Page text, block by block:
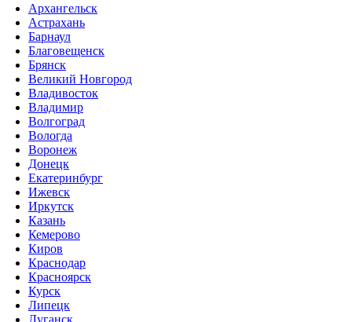
Архангельск
Астрахань
Барнаул
Благовещенск
Брянск
Великий Новгород
Владивосток
Владимир
Волгоград
Вологда
Воронеж
Донецк
Екатеринбург
Ижевск
Иркутск
Казань
Кемерово
Киров
Краснодар
Красноярск
Курск
Липецк
Луганск